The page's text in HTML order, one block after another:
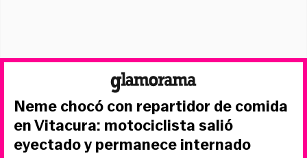
Neme chocó con repartidor de comida
en Vitacura: motociclista salió
eyectado y permanece internado